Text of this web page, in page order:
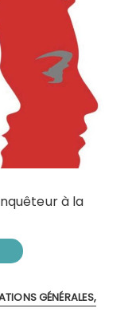
GÉNÉRALES